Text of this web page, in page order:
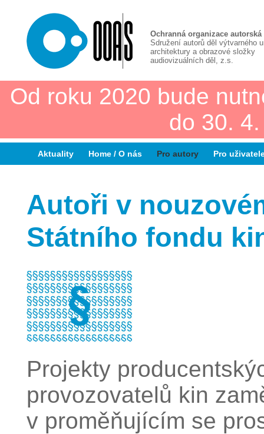
Ochranná organizace autorská
Sdružení autorů děl výtvarného
architektury a obrazové složky
audiovizuálních děl, z.s.
Od roku 2020 bude
do 30.
Aktuality Home / O nás Pro autory Pro
Autoři v
Státního fondu
Projekty
provozovatelů kin
v proměňujícím se